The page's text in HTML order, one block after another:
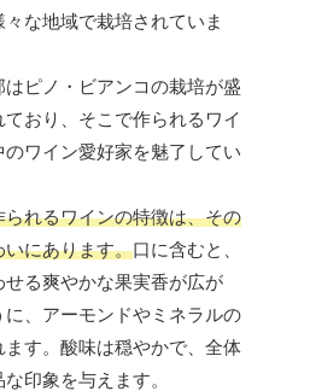
な地域で栽培されていま
ピノ・ビアンコの栽培が盛
おり、そこで作られるワイ
ワイン愛好家を魅了してい
れるワインの特徴は、その
にあります。口に含むと、
せる爽やかな果実香が広が
に、アーモンドやミネラルの
す。酸味は穏やかで、全体
印象を与えます。